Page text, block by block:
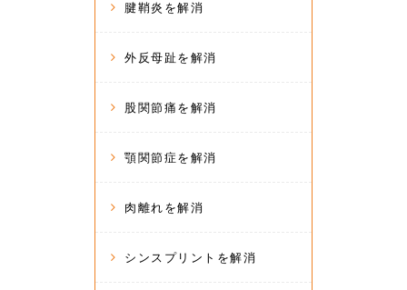
腱鞘炎を解消
外反母趾を解消
股関節痛を解消
顎関節症を解消
肉離れを解消
シンスプリントを解消